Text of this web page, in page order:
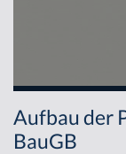
Aufbau der
BauGB